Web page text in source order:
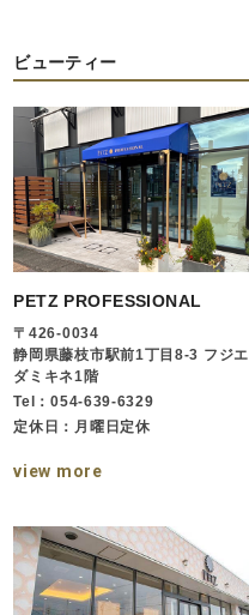
ビューティー
PETZ PROFESSIONAL
〒426-0034
静岡県藤枝市駅前1丁目8-3 フジエ
ダミキネ1階
Tel：054-639-6329
定休日：月曜日定休
view more